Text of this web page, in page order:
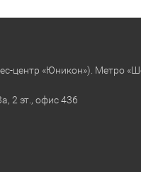
центр «Юникон»). Метро
2 эт., офис 436